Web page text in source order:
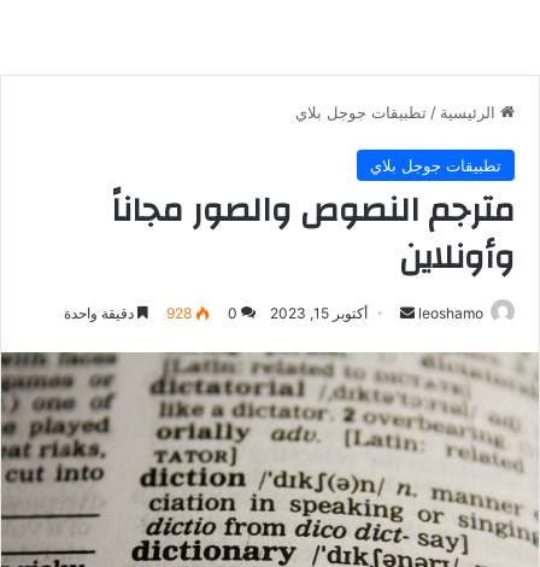
الرئيسية / تطبيقات جوجل بلاي
تطبيقات جوجل بلاي
مترجم النصوص والصور مجاناً
وأونلاين
leoshamo
أرسل
إلكترونيا
أكتوبر 15, 2023 0
928 دقيقة واحدة